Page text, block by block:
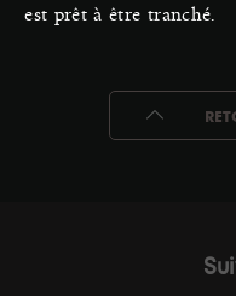
est prêt à être tranché.